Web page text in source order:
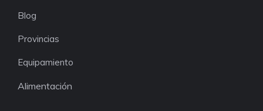
Blog
Provincias
Equipamiento
Alimentación